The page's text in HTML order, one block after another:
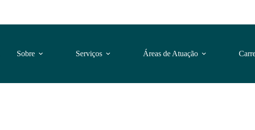
Sobre Serviços Áreas de Atuação